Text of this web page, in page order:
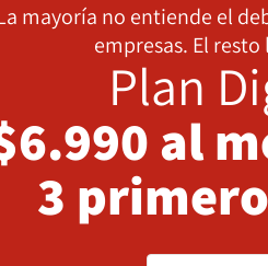
mayoría no entiende el
empresas. El resto
Plan
al
3